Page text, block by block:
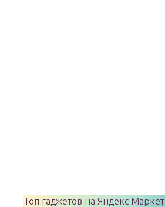
Топ гаджетов на Яндекс Маркет